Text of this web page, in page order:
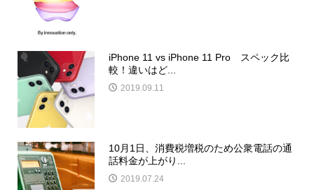
iPhone 11 vs iPhone 11 Pro スペック比
較！違いはど...
2019.09.11
10月1日、消費税増税のため公衆電話の通
話料金が上がり...
2019.07.24